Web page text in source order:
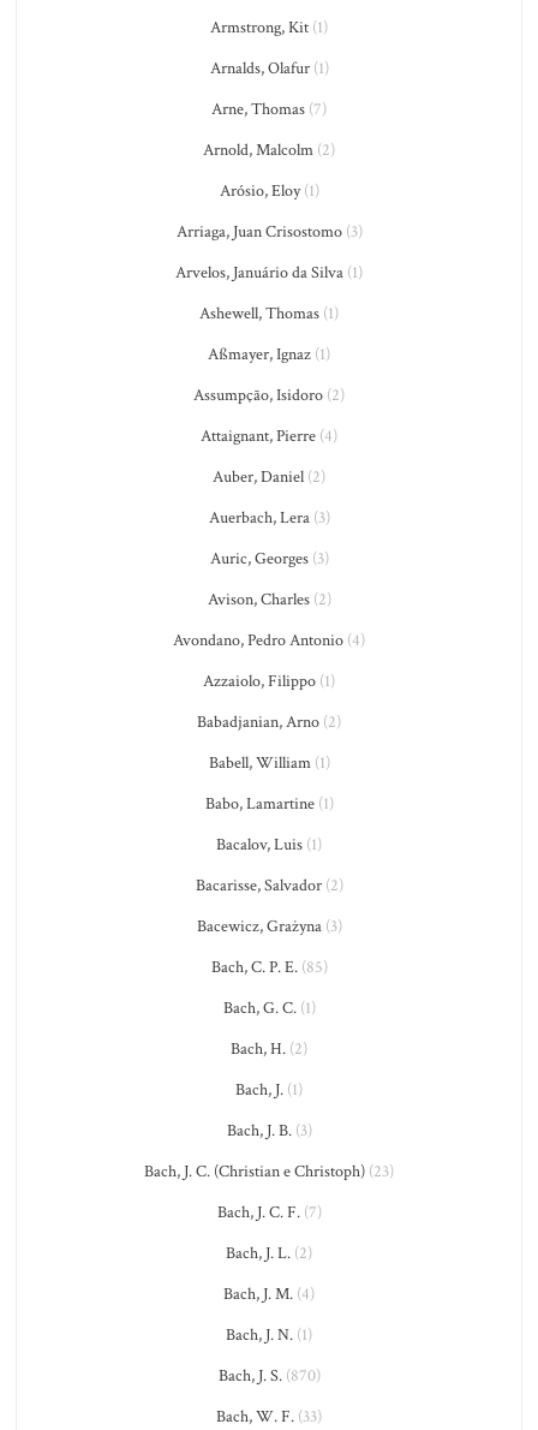
Armstrong, Kit (1)
Arnalds, Olafur(1)
Arne, Thomas (7)
Arnold, Malcolm (2)
Arósio, Eloy(1)
Arriaga, Juan Crisostomo(3)
Arvelos, Januário da Silva (1)
Ashewell, Thomas (1)
Aßmayer, Ignaz (1)
Assumpção, Isidoro (2)
Attaignant, Pierre (4)
Auber, Daniel (2)
Auerbach, Lera(3)
Auric, Georges(3)
Avison, Charles(2)
Avondano, Pedro Antonio (4)
Azzaiolo, Filippo (1)
Babadjanian, Arno (2)
Babell, William(1)
Babo, Lamartine(1)
Bacalov, Luis (1)
Bacarisse, Salvador(2)
Bacewicz, Grażyna(3)
Bach, C. P. E.(85)
Bach, G. C.(1)
Bach, H. (2)
Bach, J. (1)
Bach, J. B.(3)
Bach, J. C. (Christian e Christoph) (23)
Bach, J. C. F.(7)
Bach, J. L. (2)
Bach, J. M. (4)
Bach, J. N. (1)
Bach, J. S.(870)
Bach, W. F. (33)